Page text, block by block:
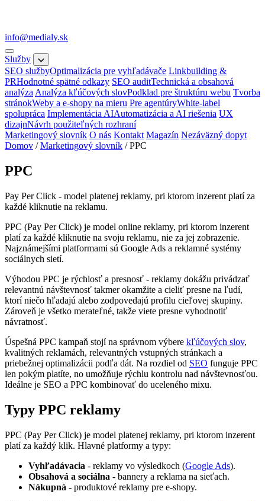
info@medialy.sk
Služby
SEO službyOptimalizácia pre vyhľadávače Linkbuilding &
PRHodnotné spätné odkazy SEO auditTechnická a obsahová
analýza Analýza kľúčových slovPodklad pre štruktúru webu Tvorba
stránokWeby a e-shopy na mieru Pre agentúryWhite-label
spolupráca Implementácia AIAutomatizácia a AI riešenia UX
dizajnNávrh použiteľných rozhraní
Marketingový slovník O nás Kontakt Magazín Nezáväzný dopyt
Domov / Marketingový slovník /PPC
PPC
Pay Per Click - model platenej reklamy, pri ktorom inzerent platí za
každé kliknutie na reklamu.
PPC (Pay Per Click) je model online reklamy, pri ktorom inzerent
platí za každé kliknutie na svoju reklamu, nie za jej zobrazenie.
Najznámejšími platformami sú Google Ads a reklamné systémy
sociálnych sietí.
Výhodou PPC je rýchlosť a presnosť - reklamy dokážu privádzať
relevantnú návštevnosť takmer okamžite a cieliť presne na ľudí,
ktorí niečo hľadajú alebo zodpovedajú profilu cieľovej skupiny.
Zároveň je všetko merateľné, takže viete presne vyhodnotiť
návratnosť.
Úspešná PPC kampaň stojí na správnom výbere kľúčových slov,
kvalitných reklamách, relevantných vstupných stránkach a
priebežnej optimalizácii podľa dát. Na rozdiel od SEO funguje PPC
len pokým platíte, no umožňuje rýchlu kontrolu nad návštevnosťou.
Ideálne je SEO a PPC kombinovať do uceleného mixu.
Typy PPC reklamy
PPC (Pay Per Click) je model platenej reklamy, pri ktorom inzerent
platí za každý klik. Hlavné platformy a typy:
Vyhľadávacia - reklamy vo výsledkoch (Google Ads).
Obsahová a sociálna - bannery a reklama na sieťach.
Nákupná - produktové reklamy pre e-shopy.